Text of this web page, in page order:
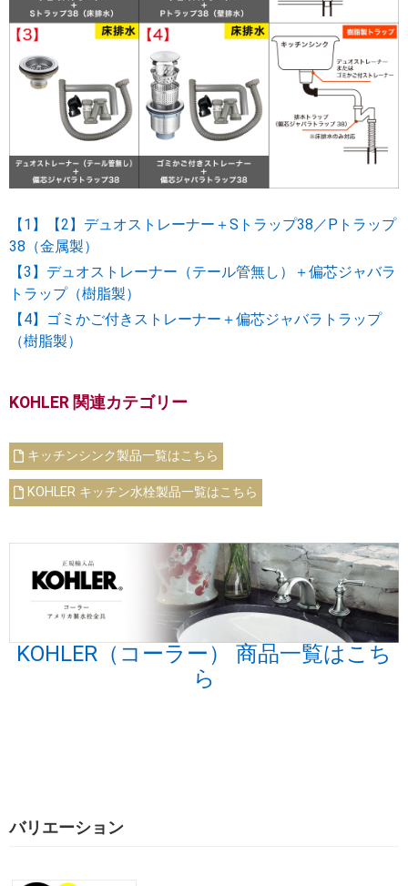
【1】【2】デュオストレーナー＋Sトラップ38／Pトラップ
38（金属製）
【3】デュオストレーナー（テール管無し）＋偏芯ジャバラ
トラップ（樹脂製）
【4】ゴミかご付きストレーナー＋偏芯ジャバラトラップ
（樹脂製）
KOHLER 関連カテゴリー
キッチンシンク製品一覧はこちら
KOHLER キッチン水栓製品一覧はこちら
KOHLER（コーラー） 商品一覧はこち
ら
バリエーション